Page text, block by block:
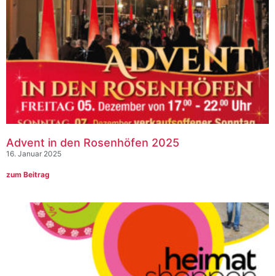
Advent in den Rosenhöfen 2025
16. Januar 2025
zum Beitrag